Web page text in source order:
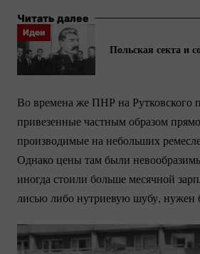
Читать далее
Идеи
Польская секта и
Во времена же ПНР на Рутковского
привезенные частным образом прямо
производимые на небольших
Однако цены там были
иногда стоили больше месячной
лисью либо нутриевую шубу, нужен